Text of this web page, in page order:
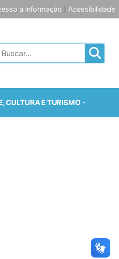
à informação Acessibilidade
Pesquisar
CULTURA E TURISMO